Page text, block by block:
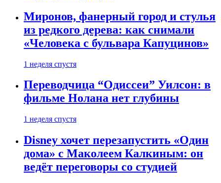
Миронов, фанерный город и стулья
из редкого дерева: как снимали
«Человека с бульвара Капуцинов»
1 неделя спустя
Переводчица “Одиссеи” Уилсон: в
фильме Нолана нет глубины
1 неделя спустя
Disney хочет перезапустить «Один
дома» с Маколеем Калкиным: он
ведёт переговоры со студией